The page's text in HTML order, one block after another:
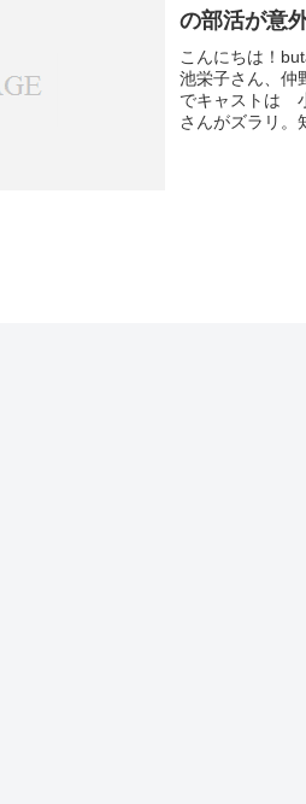
の部活が意
こんにちは！
池栄子さん、仲
でキャストは
さんがズラリ。